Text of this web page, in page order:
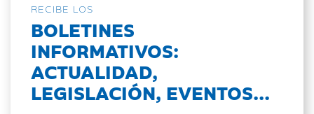
RECIBE LOS
BOLETINES
INFORMATIVOS:
ACTUALIDAD,
LEGISLACIÓN, EVENTOS...